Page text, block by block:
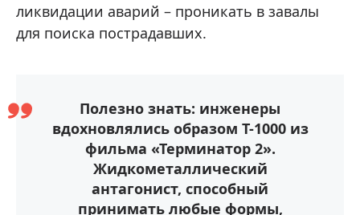
ликвидации аварий – проникать в завалы
для поиска пострадавших.
Полезно знать: инженеры
вдохновлялись образом Т-1000 из
фильма «Терминатор 2».
Жидкометаллический
антагонист, способный
принимать любые формы,